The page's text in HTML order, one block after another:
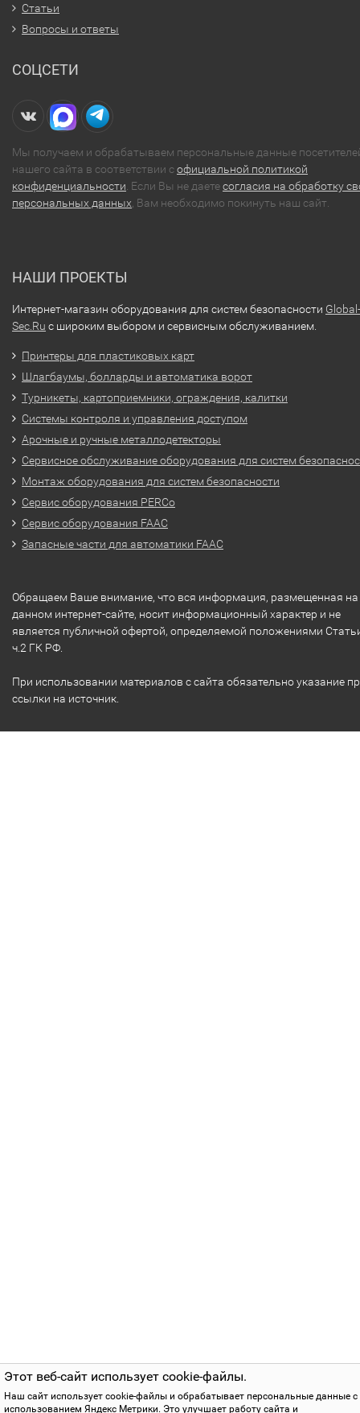
Этот веб-сайт использует cookie-файлы.
Наш сайт использует cookie-файлы и обрабатывает персональные данные с
использованием Яндекс Метрики. Это улучшает работу сайта и
Статьи
Вопросы и ответы
СОЦСЕТИ
Мы получаем и обрабатываем персональные данные
нашего сайта в соответствии софициальной политикой
конфиденциальности . Если Вы не даетесогласия на обработку
персональных данных , Вам необходимо покинуть наш сайт.
НАШИ ПРОЕКТЫ
Интернет-магазин оборудования для систем безопасности Global-
Sec.Ru с широким выбором и сервисным обслуживанием.
Принтеры для пластиковых карт
Шлагбаумы, болларды и автоматика ворот
Турникеты, картоприемники, ограждения, калитки
Системы контроля и управления доступом
Арочные и ручные металлодетекторы
Сервисное обслуживание оборудования для систем
Монтаж оборудования для систем безопасности
Сервис оборудования PERCo
Сервис оборудования FAAC
Запасные части для автоматики FAAC
Обращаем Ваше внимание, что вся информация, размещенная на
данном интернет-сайте, носит информационный характер и не
является публичной офертой, определяемой положениями
ч.2 ГК РФ.
При использовании материалов с сайта обязательно указание
ссылки на источник.